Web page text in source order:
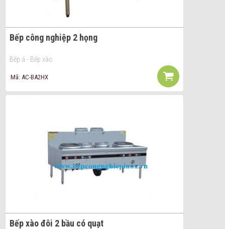
Bếp công nghiệp 2 họng
Bếp á - Bếp xào
Mã: AC-BA2HX
Bếp xào đôi 2 bầu có quạt